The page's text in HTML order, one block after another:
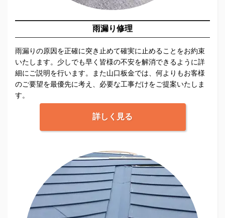
雨漏り修理
雨漏りの原因を正確に突き止めて確実に止めることをお約束
いたします。少しでも早く皆様の不安を解消できるように詳
細にご説明を行います。また山口板金では、何よりもお客様
のご要望を最優先に考え、必要な工事だけをご提案いたしま
す。
詳しく見る